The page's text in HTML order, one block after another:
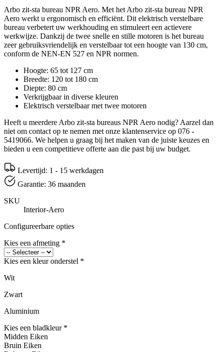
Arbo zit-sta bureau NPR Aero. Met het Arbo zit-sta bureau NPR
Aero werkt u ergonomisch en efficiënt. Dit elektrisch verstelbare
bureau verbetert uw werkhouding en stimuleert een actievere
werkwijze. Dankzij de twee snelle en stille motoren is het bureau
zeer gebruiksvriendelijk en verstelbaar tot een hoogte van 130 cm,
conform de NEN-EN 527 en NPR normen.
Hoogte: 65 tot 127 cm
Breedte: 120 tot 180 cm
Diepte: 80 cm
Verkrijgbaar in diverse kleuren
Elektrisch verstelbaar met twee motoren
Heeft u meerdere Arbo zit-sta bureaus NPR Aero nodig? Aarzel dan
niet om contact op te nemen met onze klantenservice op 076 -
5419066. We helpen u graag bij het maken van de juiste keuzes en
bieden u een competitieve offerte aan die past bij uw budget.
Levertijd: 1 - 15 werkdagen
Garantie: 36 maanden
SKU
Interior-Aero
Configureerbare opties
Kies een afmeting *
Kies een kleur onderstel *
Wit
Zwart
Aluminium
Kies een bladkleur *
Midden Eiken
Bruin Eiken